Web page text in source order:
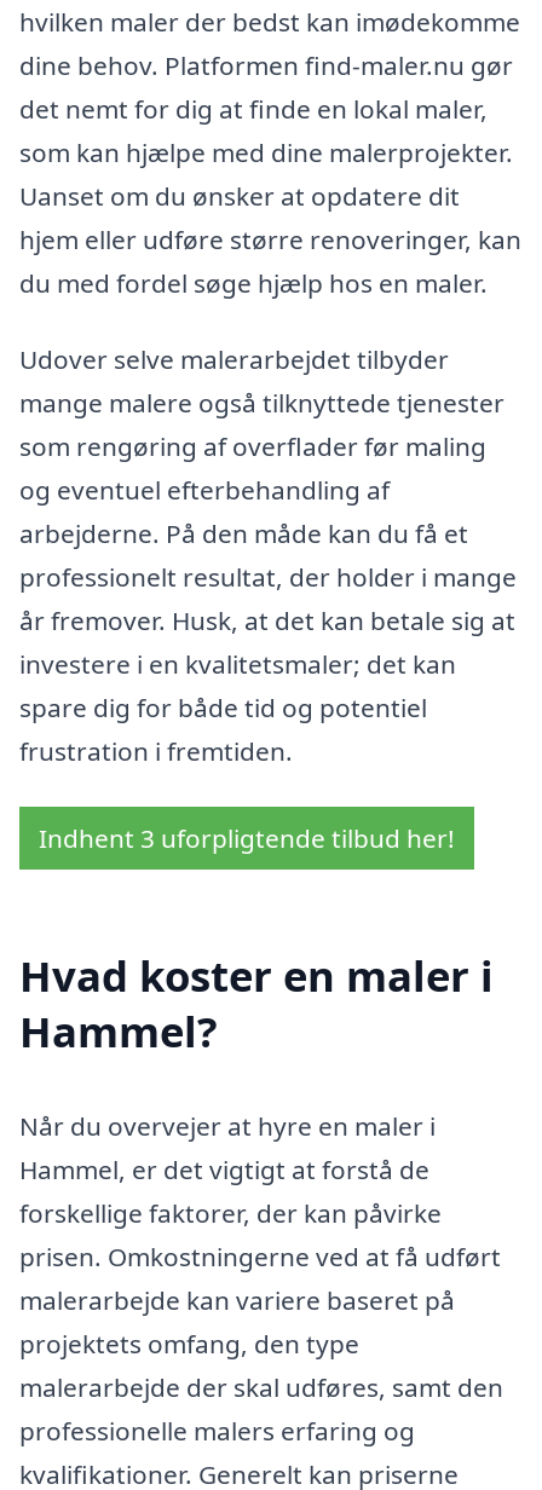
hvilken maler der bedst kan imødekomme
dine behov. Platformen find-maler.nu gør
det nemt for dig at finde en lokal maler,
som kan hjælpe med dine malerprojekter.
Uanset om du ønsker at opdatere dit
hjem eller udføre større renoveringer, kan
du med fordel søge hjælp hos en maler.
Udover selve malerarbejdet tilbyder
mange malere også tilknyttede tjenester
som rengøring af overflader før maling
og eventuel efterbehandling af
arbejderne. På den måde kan du få et
professionelt resultat, der holder i mange
år fremover. Husk, at det kan betale sig at
investere i en kvalitetsmaler; det kan
spare dig for både tid og potentiel
frustration i fremtiden.
Indhent 3 uforpligtende tilbud her!
Hvad koster en maler i
Hammel?
Når du overvejer at hyre en maler i
Hammel, er det vigtigt at forstå de
forskellige faktorer, der kan påvirke
prisen. Omkostningerne ved at få udført
malerarbejde kan variere baseret på
projektets omfang, den type
malerarbejde der skal udføres, samt den
professionelle malers erfaring og
kvalifikationer. Generelt kan priserne